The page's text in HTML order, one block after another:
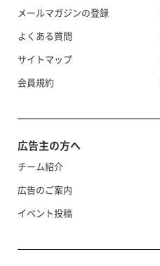
メールマガジンの登録
よくある質問
サイトマップ
会員規約
広告主の方へ
チーム紹介
広告のご案内
イベント投稿